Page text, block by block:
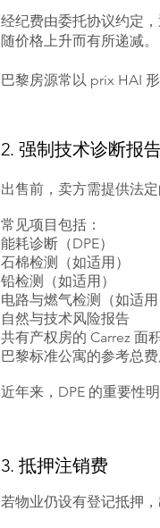
经纪费由委托协议约定
随价格上升而有所递减。
巴黎房源常以 prix HAI
2. 强制技术诊断报
出售前，卖方需提供法
常见项目包括：
能耗诊断（DPE）
石棉检测（如适用）
铅检测（如适用）
电路与燃气检测（如适用
自然与技术风险报告
共有产权房的 Carrez 面
巴黎标准公寓的参考总费
近年来，DPE 的重要性
3. 抵押注销费
若物业仍设有登记抵押